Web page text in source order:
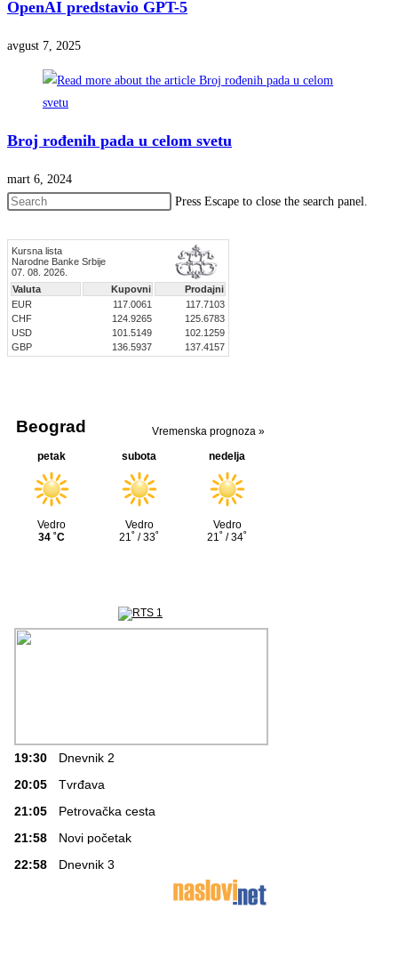
OpenAI predstavio GPT-5
avgust 7, 2025
Broj rođenih pada u celom svetu
mart 6, 2024
Press Escape to close the search panel.